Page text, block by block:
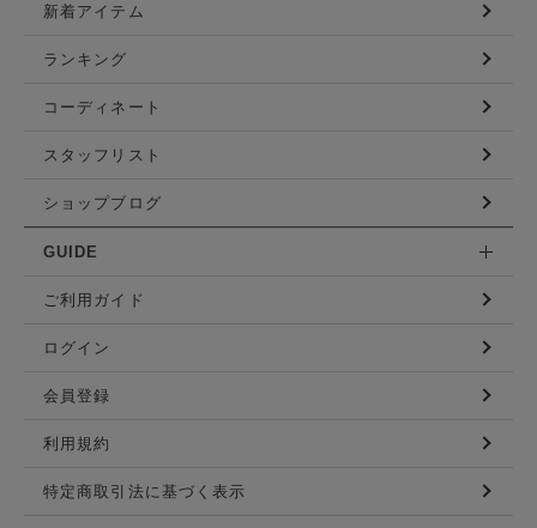
新着アイテム
ランキング
コーディネート
スタッフリスト
ショップブログ
GUIDE
ご利用ガイド
ログイン
会員登録
利用規約
特定商取引法に基づく表示